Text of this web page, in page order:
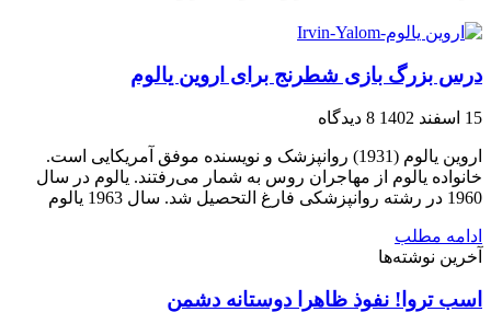
درس بزرگ بازی شطرنج برای اروین یالوم
15 اسفند 1402 8 دیدگاه
اروین یالوم (1931) روانپزشک و نویسنده موفق آمریکایی است.
خانواده یالوم از مهاجران روس به شمار می‌رفتند. یالوم در سال
1960 در رشته روانپزشکی فارغ التحصیل شد. سال 1963 یالوم
ادامه مطلب
آخرین نوشته‌ها
اسب تروا! نفوذ ظاهرا دوستانه دشمن